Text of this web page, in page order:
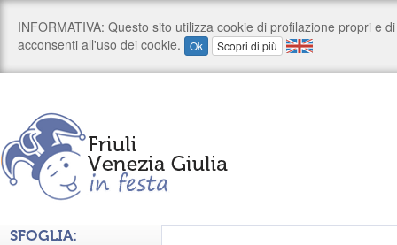
SFOGLIA: